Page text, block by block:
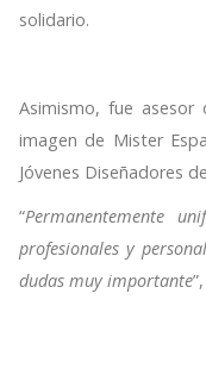
solidario.
Asimismo, fue asesor
imagen de Mister
Jóvenes Diseñadores
“Permanentemente
profesionales y
dudas muy importante